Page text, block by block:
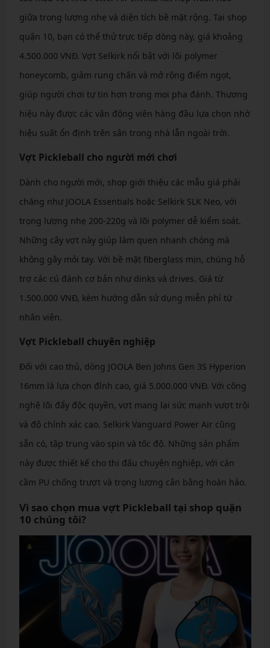
giữa trọng lượng nhẹ và diện tích bề mặt rộng. Tại shop
quận 10, bạn có thể thử trực tiếp dòng này, giá khoảng
4.500.000 VNĐ. Vợt Selkirk nổi bật với lõi polymer
honeycomb, giảm rung chấn và mở rộng điểm ngọt,
giúp người chơi tự tin hơn trong mọi pha đánh. Thương
hiệu này được các vận động viên hàng đầu lựa chọn nhờ
hiệu suất ổn định trên sân trong nhà lẫn ngoài trời.
Vợt Pickleball cho người mới chơi
Dành cho người mới, shop giới thiệu các mẫu giá phải
chăng như JOOLA Essentials hoặc Selkirk SLK Neo, với
trọng lượng nhẹ 200-220g và lõi polymer dễ kiểm soát.
Những cây vợt này giúp làm quen nhanh chóng mà
không gây mỏi tay. Với bề mặt fiberglass mịn, chúng hỗ
trợ các cú đánh cơ bản như dinks và drives. Giá từ
1.500.000 VNĐ, kèm hướng dẫn sử dụng miễn phí từ
nhân viên.
Vợt Pickleball chuyên nghiệp
Đối với cao thủ, dòng JOOLA Ben Johns Gen 3S Hyperion
16mm là lựa chọn đỉnh cao, giá 5.000.000 VNĐ. Với công
nghệ lõi đẩy độc quyền, vợt mang lại sức mạnh vượt trội
và độ chính xác cao. Selkirk Vanguard Power Air cũng
sẵn có, tập trung vào spin và tốc độ. Những sản phẩm
này được thiết kế cho thi đấu chuyên nghiệp, với cán
cầm PU chống trượt và trọng lượng cân bằng hoàn hảo.
Vì sao chọn mua vợt Pickleball tại shop quận
10 chúng tôi?